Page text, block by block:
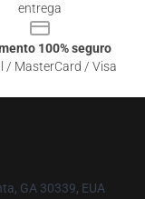
entrega
100% seguro
/ MasterCard / Visa
GA 30339, EUA